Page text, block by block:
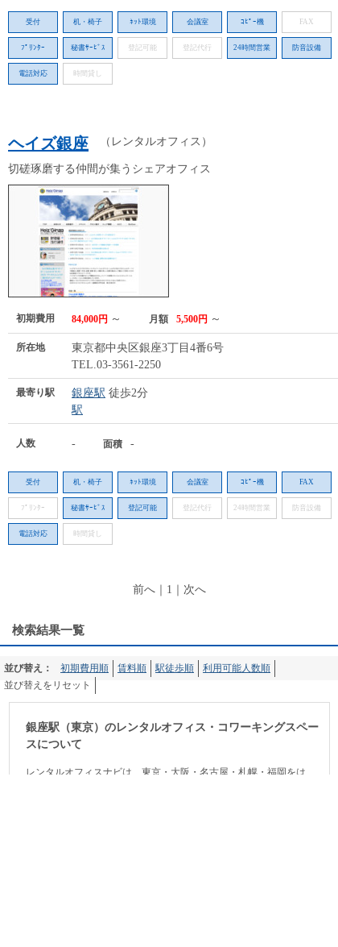
受付 机・椅子 ﾈｯﾄ環境 会議室 ｺﾋﾟｰ機 FAX
ﾌﾟﾘﾝﾀｰ 秘書ｻｰﾋﾞｽ 登記可能 登記代行 24時間営業 防音設備
電話対応 時間貸し
ヘイズ銀座 （レンタルオフィス）
切磋琢磨する仲間が集うシェアオフィス
初期費用 84,000円 ～ 月額 5,500円 ～
所在地
東京都中央区銀座3丁目4番6号
TEL.03-3561-2250
最寄り駅 銀座駅 徒歩2分
駅
人数 - 面積 -
受付 机・椅子 ﾈｯﾄ環境 会議室 ｺﾋﾟｰ機 FAX
ﾌﾟﾘﾝﾀｰ 秘書ｻｰﾋﾞｽ 登記可能 登記代行 24時間営業 防音設備
電話対応 時間貸し
前へ｜ 1 次へ
検索結果一覧
並び替え： 初期費用順 賃料順 駅徒歩順
利用可能人数順
並び替えをリセット
銀座駅（東京）のレンタルオフィス・コワーキングスペー
スについて
レンタルオフィスナビは、東京・大阪・名古屋・札幌・福岡をは